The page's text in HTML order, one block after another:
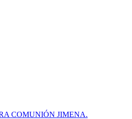
COMUNIÓN JIMENA.